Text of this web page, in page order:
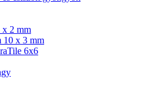
x 2 mm
10 x 3 mm
6x6